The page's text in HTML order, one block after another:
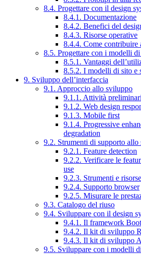
8.4. Progettare con il design
8.4.1. Documentazione
8.4.2. Benefici del
8.4.3. Risorse operative
8.4.4. Come contribuire
8.5. Progettare con i modelli
8.5.1. Vantaggi
8.5.2. I modelli di sito e
9. Sviluppo dell’interfaccia
9.1. Approccio allo sviluppo
9.1.1. Attività preliminari
9.1.2. Web design
9.1.3. Mobile first
9.1.4. Progressive
degradation
9.2. Strumenti di supporto
9.2.1. Feature detection
9.2.2. Verificare le
use
9.2.3. Strumenti e
9.2.4. Supporto browser
9.2.5. Misurare le
9.3. Catalogo del riuso
9.4. Sviluppare con il design
9.4.1. Il framework
9.4.2. Il kit di sviluppo
9.4.3. Il kit di sviluppo
9.5. Sviluppare con i modelli